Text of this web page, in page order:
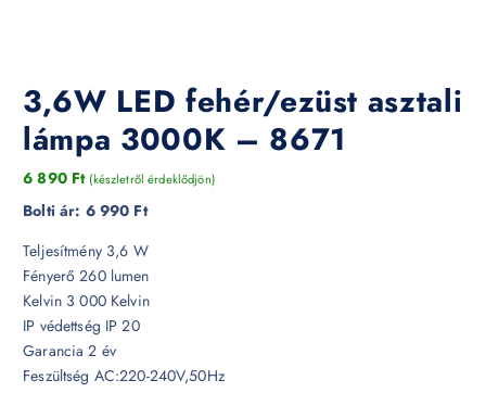
3,6W LED fehér/ezüst asztali
lámpa 3000K – 8671
6 890 Ft (készletről érdeklődjön)
Bolti ár: 6 990 Ft
Teljesítmény 3,6 W
Fényerő 260 lumen
Kelvin 3 000 Kelvin
IP védettség IP 20
Garancia 2 év
Feszültség AC:220-240V,50Hz